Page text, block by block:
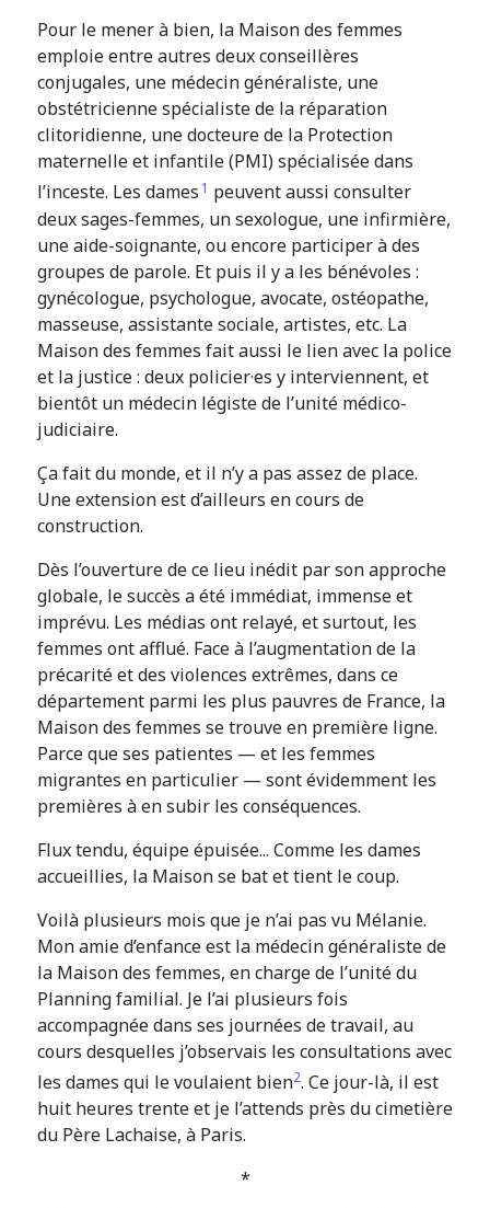
Pour le mener à bien, la Maison des femmes
emploie entre autres deux conseillères
conjugales, une médecin généraliste, une
obstétricienne spécialiste de la réparation
clitoridienne, une docteure de la Protection
maternelle et infantile (PMI) spécialisée dans
l’inceste. Les dames 1 peuvent aussi consulter
deux sages-femmes, un sexologue, une infirmière,
une aide-soignante, ou encore participer à des
groupes de parole. Et puis il y a les bénévoles :
gynécologue, psychologue, avocate, ostéopathe,
masseuse, assistante sociale, artistes, etc. La
Maison des femmes fait aussi le lien avec la police
et la justice : deux policier·es y interviennent, et
bientôt un médecin légiste de l’unité médico-
judiciaire.
Ça fait du monde, et il n’y a pas assez de place.
Une extension est d’ailleurs en cours de
construction.
Dès l’ouverture de ce lieu inédit par son approche
globale, le succès a été immédiat, immense et
imprévu. Les médias ont relayé, et surtout, les
femmes ont afflué. Face à l’augmentation de la
précarité et des violences extrêmes, dans ce
département parmi les plus pauvres de France, la
Maison des femmes se trouve en première ligne.
Parce que ses patientes — et les femmes
migrantes en particulier — sont évidemment les
premières à en subir les conséquences.
Flux tendu, équipe épuisée... Comme les dames
accueillies, la Maison se bat et tient le coup.
Voilà plusieurs mois que je n’ai pas vu Mélanie.
Mon amie d’enfance est la médecin généraliste de
la Maison des femmes, en charge de l’unité du
Planning familial. Je l’ai plusieurs fois
accompagnée dans ses journées de travail, au
cours desquelles j’observais les consultations avec
les dames qui le voulaient bien2. Ce jour-là, il est
huit heures trente et je l’attends près du cimetière
du Père Lachaise, à Paris.
*